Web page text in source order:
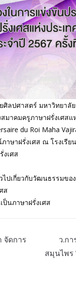
ศาสตร์ มหาวิทยาลัย
าคมครูภาษาฝรั่งเศส
du Roi Maha
าษาฝรั่งเศส ณ โรงเรี
เศส
เกี่ยวกับวัฒนธรรมขอ
ส
นภาษาฝรั่งเศส
จัดการ
ว.ก
สมุนไพร